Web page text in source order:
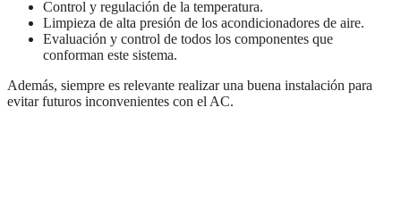
Control y regulación de la temperatura.
Limpieza de alta presión de los acondicionadores de aire.
Evaluación y control de todos los componentes que
conforman este sistema.
Además, siempre es relevante realizar una buena instalación para
evitar futuros inconvenientes con el AC.